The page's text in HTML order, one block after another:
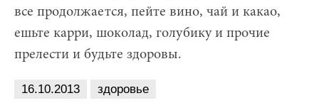
все продолжается, пейте вино, чай и какао,
ешьте карри, шоколад, голубику и прочие
прелести и будьте здоровы.
16.10.2013 здоровье